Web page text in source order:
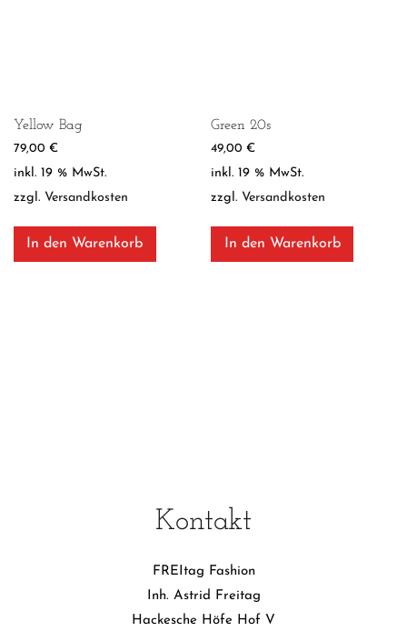
Yellow Bag
79,00 €
inkl. 19 % MwSt.
zzgl. Versandkosten
In den Warenkorb
Green 20s
49,00€
inkl. 19 % MwSt.
zzgl. Versandkosten
In den Warenkorb
Kontakt
FREItag Fashion
Inh. Astrid Freitag
Hackesche Höfe Hof V